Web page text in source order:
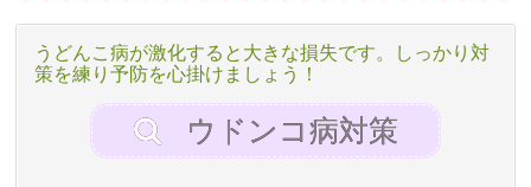
うどんこ病が激化すると大きな損失です。しっかり対
策を練り予防を心掛けましょう！
ウドンコ病対策